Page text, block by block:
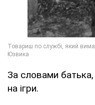
За словами
на ігри.